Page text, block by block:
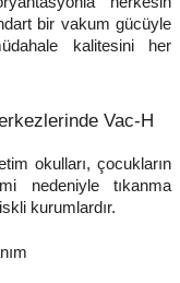
bir vakum gücüyle
kalitesini her
Vac-H
okulları, çocukların
nedeniyle tıkanma
kurumlardır.